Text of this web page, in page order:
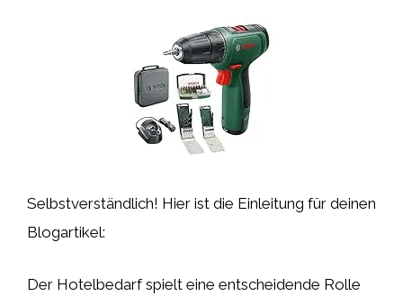
Selbstverständlich! Hier ist die Einleitung für deinen
Blogartikel:
Der Hotelbedarf spielt eine entscheidende Rolle